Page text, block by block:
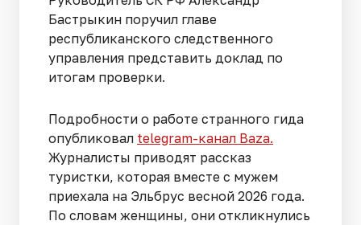
Бастрыкин поручил главе
республиканского следственного
управления представить доклад по
итогам проверки.
Подробности о работе странного гида
опубликовал telegram-канал Baza.
Журналисты приводят рассказ
туристки, которая вместе с мужем
приехала на Эльбрус весной 2026 года.
По словам женщины, они откликнулись